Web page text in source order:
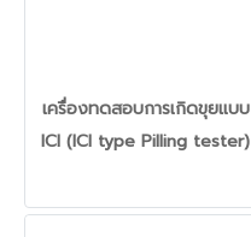
เครื่องทดสอบการเกิดขุยแบบ
ICI (ICI type Pilling tester)